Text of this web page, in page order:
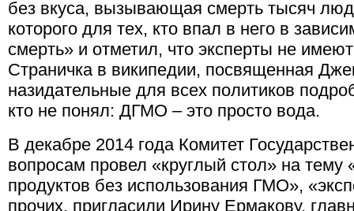
без вкуса, вызывающая смерть тысяч
которого для тех, кто впал в него в
смерть» и отметил, что эксперты не
Страничка в википедии, посвященная
назидательные для всех политиков
кто не понял: ДГМО – это просто вода.
В декабре 2014 года Комитет
вопросам провел «круглый стол» на тему
продуктов без использования ГМО»,
прочих, пригласили Ирину Ермакову,